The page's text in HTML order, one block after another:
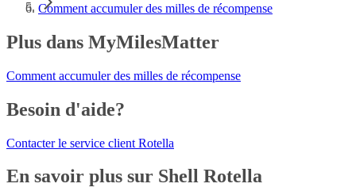
Comment accumuler des milles de récompense
Plus dans MyMilesMatter
Comment accumuler des milles de récompense
Besoin d'aide?
Contacter le service client Rotella
En savoir plus sur Shell Rotella